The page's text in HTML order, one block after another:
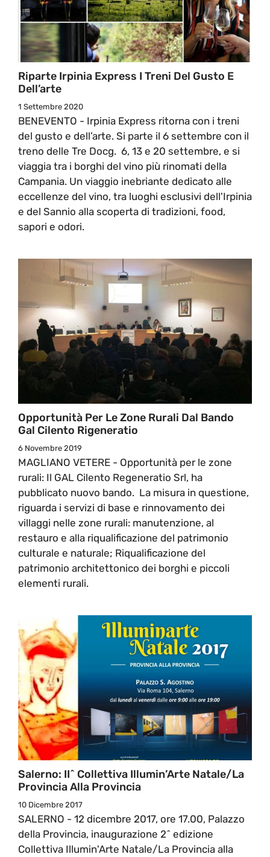
Riparte Irpinia Express I Treni Del Gusto E
Dell’arte
1 Settembre 2020
BENEVENTO - Irpinia Express ritorna con i treni
del gusto e dell’arte. Si parte il 6 settembre con il
treno delle Tre Docg. 6, 13 e 20 settembre, e si
viaggia tra i borghi del vino più rinomati della
Campania. Un viaggio inebriante dedicato alle
eccellenze del vino, tra luoghi esclusivi dell'Irpinia
e del Sannio alla scoperta di tradizioni, food,
sapori e odori.
Opportunità Per Le Zone Rurali Dal Bando
Gal Cilento Rigeneratio
6 Novembre 2019
MAGLIANO VETERE - Opportunità per le zone
rurali: Il GAL Cilento Regeneratio Srl, ha
pubblicato nuovo bando. La misura in questione,
riguarda i servizi di base e rinnovamento dei
villaggi nelle zone rurali: manutenzione, al
restauro e alla riqualificazione del patrimonio
culturale e naturale; Riqualificazione del
patrimonio architettonico dei borghi e piccoli
elementi rurali.
Salerno: II^ Collettiva Illumin’Arte Natale/La
Provincia Alla Provincia
10 Dicembre 2017
SALERNO - 12 dicembre 2017, ore 17.00, Palazzo
della Provincia, inaugurazione 2^ edizione
Collettiva Illumin'Arte Natale/La Provincia alla